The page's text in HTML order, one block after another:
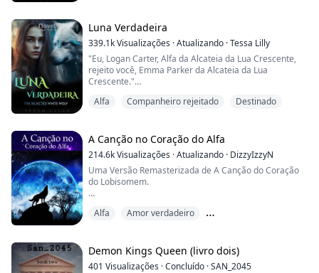
Eu tenho magia, como os testes mostraram, mas
nunca se encaixo...
Luna Verdadeira
339.1kVisualizações ·Atualizando ·Tessa Lilly
"Eu, Logan Carter, Alfa da Alcateia da Lua Crescente,
rejeito você, Emma Parker da Alcateia da Lua
Crescente."
Eu podia sentir meu coração se partindo. Leon estava
Ela estava me olhando diretamente, e eu podia ver a
dor em seus olhos, mas ela se recusava a demonstrar.
A maioria dos lobos cai de joelhos de dor. Eu queria
cair de joelhos e arranhar...
Alfa Companheiro rejeitado Destinado
A Canção no Coração do Alfa
214.6kVisualizações ·Atualizando · DizzyIzzyN
Uma Versão Remasterizada de A Canção do Coração
do Lobisomem.
passatempo favorito de sua família é torturá-la.
companheiro, que acaba sendo o namorado de sua
irmã mais velha.
Alfa
Amor verdadeiro
Demon Kings Queen (livro dois)
401 Visualizações ·Concluído ·SAN_2045